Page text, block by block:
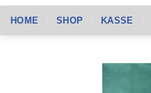
HOME SHOP KASSE